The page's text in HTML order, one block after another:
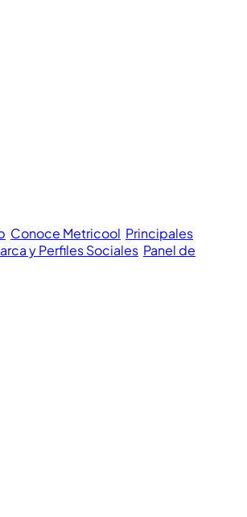
Conoce Metricool Principales
y Perfiles Sociales Panel de